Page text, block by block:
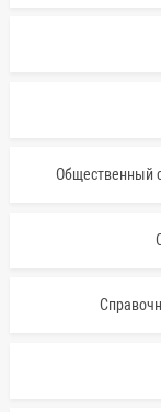
Общественный